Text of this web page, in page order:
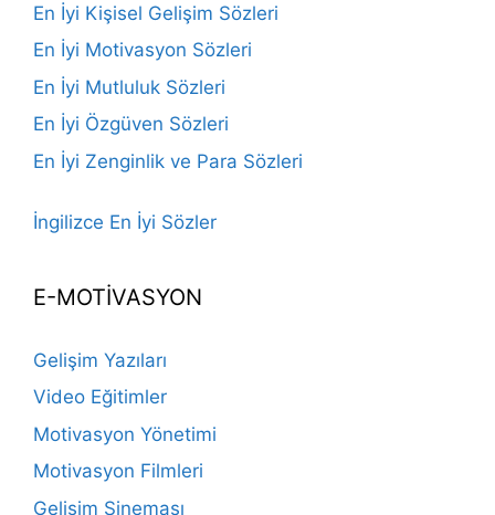
En İyi Kişisel Gelişim Sözleri
En İyi Motivasyon Sözleri
En İyi Mutluluk Sözleri
En İyi Özgüven Sözleri
En İyi Zenginlik ve Para Sözleri
İngilizce En İyi Sözler
E-MOTİVASYON
Gelişim Yazıları
Video Eğitimler
Motivasyon Yönetimi
Motivasyon Filmleri
Gelişim Sineması